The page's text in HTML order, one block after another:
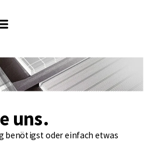
uns.
benötigst oder einfach etwas